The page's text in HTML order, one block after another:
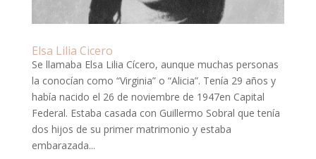
Elsa Lilia Cicero
Se llamaba Elsa Lilia Cícero, aunque muchas personas
la conocían como “Virginia” o “Alicia”. Tenía 29 años y
había nacido el 26 de noviembre de 1947en Capital
Federal. Estaba casada con Guillermo Sobral que tenía
dos hijos de su primer matrimonio y estaba
embarazada...